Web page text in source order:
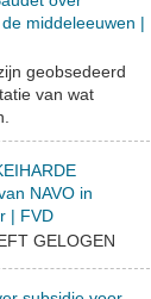
middeleeuwen |
geobsedeerd
van wat
NAVO in
| FVD
GELOGEN